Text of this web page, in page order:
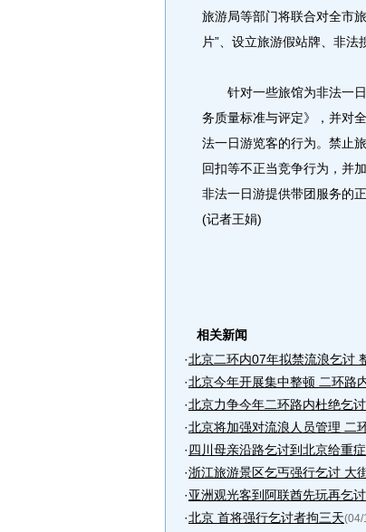
旅游局等部门将联合对全市
片”、设立旅游假站牌、非法
针对一些旅馆为非法一日
务质量标准与评定》，并对
法一日游览客的行为。禁止
回扣等不正当竞争行为，并
非法一日游提供带团服务的
(记者王娟)
相关新闻
·北京二环内07年拟禁流浪乞讨
·北京今年开展集中整顿 二环路
·北京力争今年二环路内杜绝乞
·北京将加强对流浪人员管理 二
·四川母亲沿路乞讨到北京给重
·浙江旅游景区乞丐强行乞讨 大
·亚洲观光客到阿联酋先玩再乞
·北京 首将强行乞讨者拘三天(04/